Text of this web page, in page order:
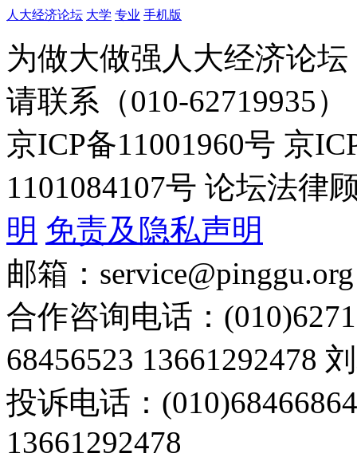
人大经济论坛 大学 专业 手机版
为做大做强人大经济论
请联系（010-62719935）
京ICP备11001960号 京
1101084107号 论坛法律
明 免责及隐私声明
邮箱：service@pinggu.org
合作咨询电话：
68456523 13661292478
投诉电话：
13661292478